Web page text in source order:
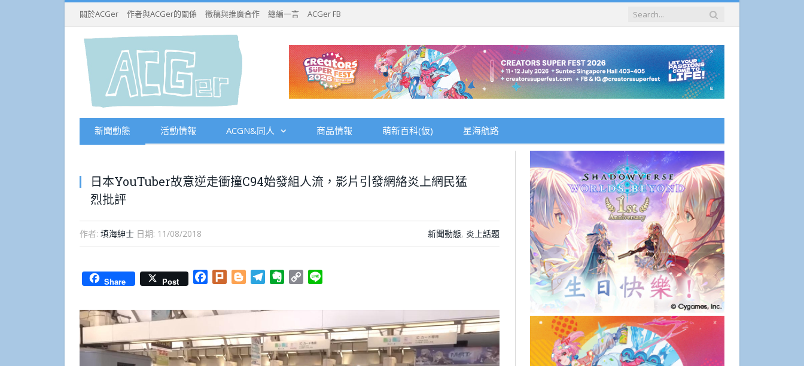
關於ACGer 作者與ACGer的關係 徵稿與推廣合作 總編一言 ACGer FB
新聞動態 活動情報 ACGN&同人 商品情報 萌新百科(仮) 星海航路
日本YouTuber故意逆走衝撞C94始發組人流，影片引發網絡炎上網民猛
烈批評
作者: 填海紳士 日期: 11/08/2018 新聞動態, 炎上話題
Share Post Facebook
Plurk BloggerTelegramEvernote
Copy